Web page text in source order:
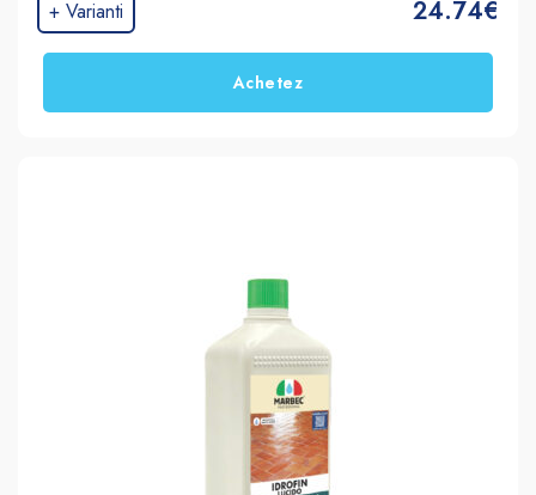
+ Varianti 24.74€
Achetez